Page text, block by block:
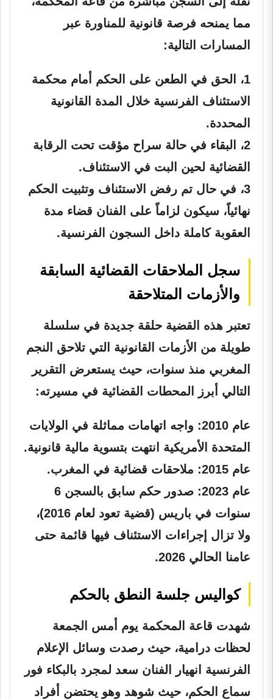
مما يمنحه فرصة قانونية للمناورة عبر
المسارات التالية:
1، الحق في الطعن على الحكم أمام محكمة
الاستئناف الفرنسية خلال المدة القانونية
المحددة.
2، البقاء في حالة سراح مؤقت تحت الرقابة
القضائية لحين البت في الاستئناف.
3، في حال تم رفض الاستئناف وتثبيت الحكم
نهائياً، سيكون لزاماً على الفنان قضاء مدة
العقوبة كاملة داخل السجون الفرنسية.
سجل الملاحقات القضائية السابقة
والأزمات المتلاحقة
تعتبر هذه القضية حلقة جديدة في سلسلة
طويلة من الأزمات القانونية التي تلاحق النجم
المغربي منذ سنوات، حيث يستعرض التقرير
التالي أبرز المحطات القضائية في مسيرته:
عام 2010:
واجه اتهامات مماثلة في الولايات
المتحدة الأمريكية انتهت بتسوية مالية قانونية.
عام 2015:
ملاحقات قضائية في المغرب.
عام 2023:
صدور حكم سابق بالسجن 6
سنوات في باريس (قضية تعود لعام 2016)،
ولا تزال إجراءات الاستئناف فيها قائمة حتى
عامنا الحالي 2026.
كواليس جلسة النطق بالحكم
شهدت قاعة المحكمة يوم أمس الجمعة
لحظات درامية، حيث رصدت وسائل الإعلام
الفرنسية انهيار الفنان سعد لمجرد بالبكاء فور
سماع الحكم، حيث شوهد وهو يحتضن أفراد